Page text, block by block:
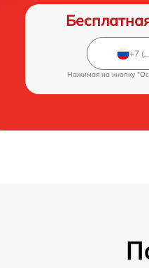
Нажимая на кнопку